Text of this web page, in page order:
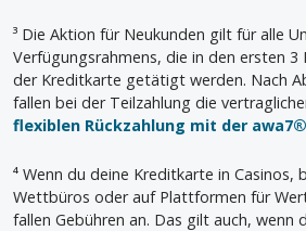
³ Die Aktion für Neukunden gilt für alle
Verfügungsrahmens, die in den ersten 3
der Kreditkarte getätigt werden. Nach
fallen bei der Teilzahlung die
flexiblen Rückzahlung mit der
⁴ Wenn du deine Kreditkarte in Casinos,
Wettbüros oder auf Plattformen für
fallen Gebühren an. Das gilt auch, wenn